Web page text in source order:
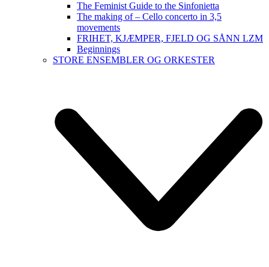
The Feminist Guide to the Sinfonietta
The making of – Cello concerto in 3,5
movements
FRIHET, KJÆMPER, FJELD OG SÅNN LZM
Beginnings
STORE ENSEMBLER OG ORKESTER